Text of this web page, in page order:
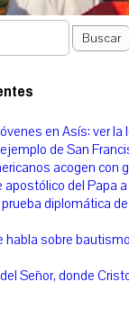
Buscar
en Asís: ver la
de San
acogen con
apostólico del Papa
diplomática
habla sobre
Señor, donde